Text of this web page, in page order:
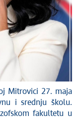
Mitrovici 27. maja
i srednju školu.
fakultetu u